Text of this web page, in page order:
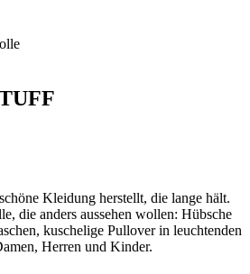
Kleidung herstellt, die lange hält.
die anders aussehen wollen: Hübsche
kuschelige Pullover in leuchtenden
Herren und Kinder.